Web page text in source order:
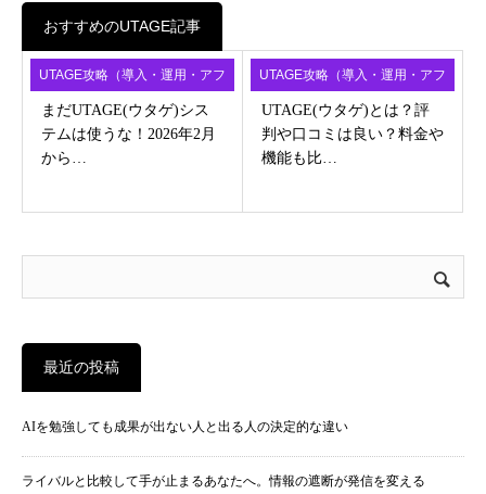
おすすめのUTAGE記事
UTAGE攻略（導入・運用・アフ
ィ）
まだUTAGE(ウタゲ)シス
テムは使うな！2026年2月
から…
UTAGE攻略（導入・運用・アフ
ィ）
UTAGE(ウタゲ)とは？評
判や口コミは良い？料金や
機能も比…
最近の投稿
AIを勉強しても成果が出ない人と出る人の決定的な違い
ライバルと比較して手が止まるあなたへ。情報の遮断が発信を変える